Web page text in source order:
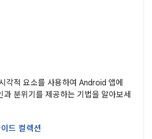
각적 요소를 사용하여 Android 앱에
과 분위기를 제공하는 기법을 알아보세
드 컬렉션